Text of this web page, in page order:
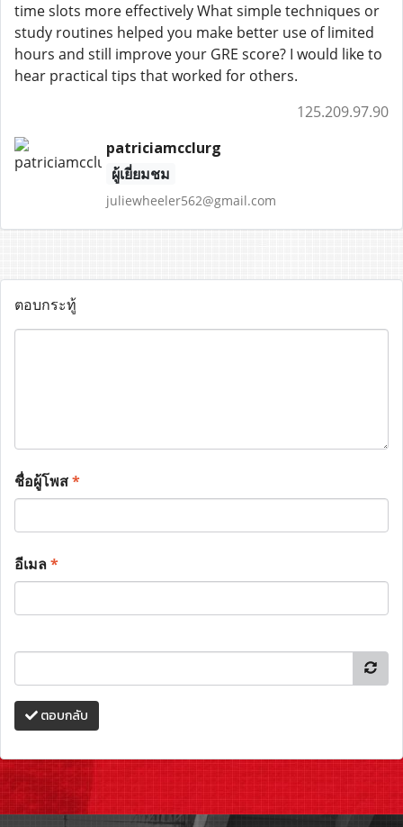
time slots more effectively What simple techniques or
study routines helped you make better use of limited
hours and still improve your GRE score? I would like to
hear practical tips that worked for others.
125.209.97.90
patriciamcclurg
ผู้เยี่ยมชม
juliewheeler562@gmail.com
ตอบกระทู้
ชื่อผู้โพส*
อีเมล*
ตอบกลับ